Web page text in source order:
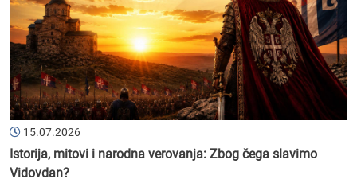
15.07.2026
Istorija, mitovi i narodna verovanja: Zbog čega slavimo
Vidovdan?